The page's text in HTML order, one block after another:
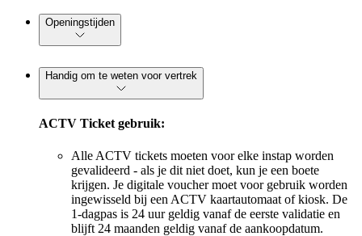
Openingstijden
Handig om te weten voor vertrek
ACTV Ticket gebruik:
Alle ACTV tickets moeten voor elke instap worden
gevalideerd - als je dit niet doet, kun je een boete
krijgen. Je digitale voucher moet voor gebruik worden
ingewisseld bij een ACTV kaartautomaat of kiosk. De
1-dagpas is 24 uur geldig vanaf de eerste validatie en
blijft 24 maanden geldig vanaf de aankoopdatum.